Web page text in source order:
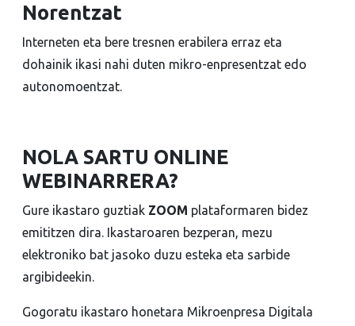
Norentzat
Interneten eta bere tresnen erabilera erraz eta
dohainik ikasi nahi duten mikro-enpresentzat edo
autonomoentzat.
NOLA SARTU ONLINE
WEBINARRERA?
Gure ikastaro guztiak ZOOM plataformaren bidez
emititzen dira. Ikastaroaren bezperan, mezu
elektroniko bat jasoko duzu esteka eta sarbide
argibideekin.
Gogoratu ikastaro honetara Mikroenpresa Digitala